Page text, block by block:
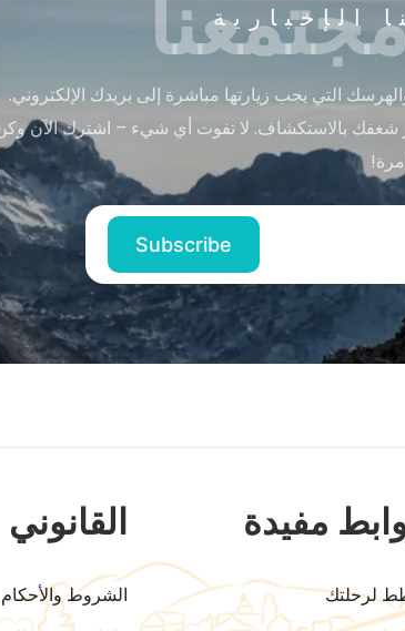
الإخبارية
التي يجب زيارتها مباشرة إلى بريدك الإلكتروني.
شغفك بالاستكشاف. لا تفوت أي شيء – اشترك الآن
مفيدة
لرحلتك
القانوني
الشروط والأحكام